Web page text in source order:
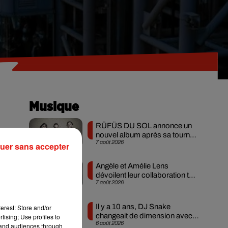
Musique
7 août 2026
RÜFÜS DU SOL annonce un
nouvel album après sa tournée
mondiale
7 août 2026
Angèle et Amélie Lens
dévoilent leur collaboration tant
attendue
6 août 2026
Il y a 10 ans, DJ Snake
changeait de dimension avec
son premier...
Store and/or
Use profiles to
audiences through
sans accepter